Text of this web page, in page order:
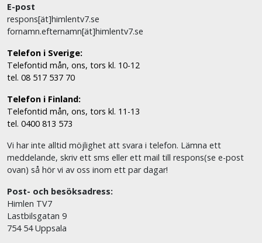
E-post
respons[ät]himlentv7.se
fornamn.efternamn[ät]himlentv7.se
Telefon i Sverige:
Telefontid mån, ons, tors kl. 10-12
tel. 08 517 537 70
Telefon i Finland:
Telefontid mån, ons, tors kl. 11-13
tel. 0400 813 573
Vi har inte alltid möjlighet att svara i telefon. Lämna ett
meddelande, skriv ett sms eller ett mail till respons(se e-post
ovan) så hör vi av oss inom ett par dagar!
Post- och besöksadress:
Himlen TV7
Lastbilsgatan 9
754 54 Uppsala